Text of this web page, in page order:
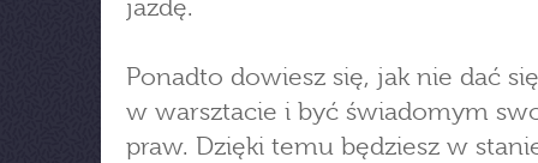
jazdę.
Ponadto dowiesz się, jak nie dać
w warsztacie i być świadomym
praw. Dzięki temu będziesz w